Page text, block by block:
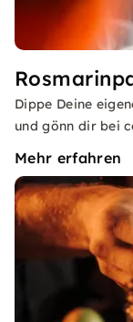
Dippe Deine
und gönn dir bei
Mehr erfahren